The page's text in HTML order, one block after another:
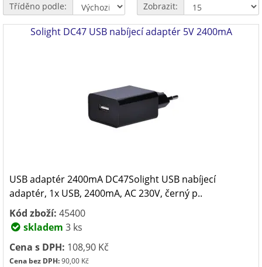
Tříděno podle: Zobrazit:
Solight DC47 USB nabíjecí adaptér 5V 2400mA
USB adaptér 2400mA DC47Solight USB nabíjecí
adaptér, 1x USB, 2400mA, AC 230V, černý p..
Kód zboží: 45400
skladem 3 ks
Cena s DPH: 108,90 Kč
Cena bez DPH:90,00 Kč